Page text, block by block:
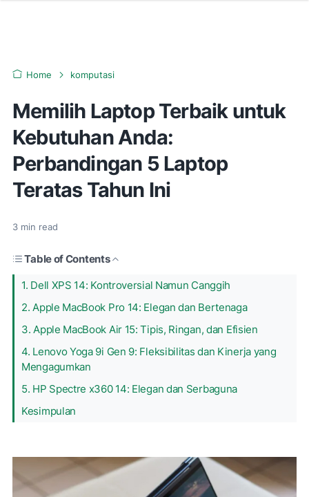
Home komputasi
Memilih Laptop Terbaik untuk
Kebutuhan Anda:
Perbandingan 5 Laptop
Teratas Tahun Ini
3 min read
Table of Contents
1. Dell XPS 14: Kontroversial Namun Canggih
2. Apple MacBook Pro 14: Elegan dan Bertenaga
3. Apple MacBook Air 15: Tipis, Ringan, dan Efisien
4. Lenovo Yoga 9i Gen 9: Fleksibilitas dan Kinerja yang
Mengagumkan
5. HP Spectre x360 14: Elegan dan Serbaguna
Kesimpulan